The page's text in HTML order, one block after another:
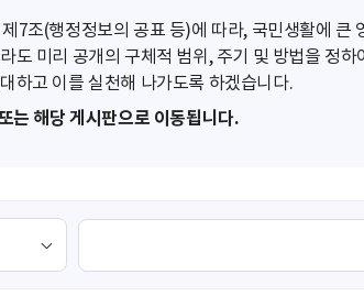
7조(행정정보의 공표 등)에 따라, 국민생활에
도 미리 공개의 구체적 범위, 주기 및 방법을 정
하고 이를 실천해 나가도록 하겠습니다.
는 해당 게시판으로 이동됩니다.
검